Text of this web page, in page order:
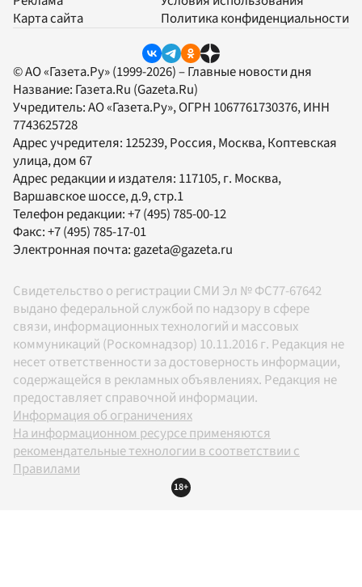
Карта сайта
Политика конфиденциальности
© АО «Газета.Ру» (1999-2026) – Главные новости дня
Название: Газета.Ru (Gazeta.Ru)
Учредитель:АО «Газета.Ру», ОГРН 1067761730376, ИНН
7743625728
Адрес учредителя: 125239, Россия, Москва, Коптевская
улица, дом 67
Адрес редакции и издателя: 117105, г. Москва,
Варшавское шоссе, д.9, стр.1
Телефон редакции:+7 (495) 785-00-12
Факс:+7 (495) 785-17-01
Электронная почта:gazeta@gazeta.ru
Свидетельство о регистрации СМИ Эл № ФС77-67642
выдано федеральной службой по надзору в сфере
связи, информационных технологий и массовых
коммуникаций (Роскомнадзор) 10.11.2016 г. Редакция не
несет ответственности за достоверность информации,
содержащейся в рекламных объявлениях. Редакция не
предоставляет справочной информации.
Информация об ограничениях
На информационном ресурсе применяются
рекомендательные технологии в соответствии с
Правилами
18+